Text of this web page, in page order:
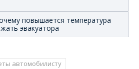
повышается температура
эвакуатора
автомобилисту